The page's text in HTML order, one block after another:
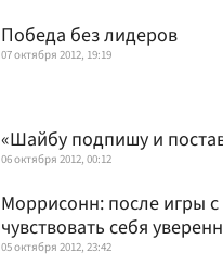
Победа без лидеров
07 октября 2012, 19:19
«Шайбу подпишу и
06 октября 2012, 00:12
Моррисонн: после игры с
чувствовать себя
05 октября 2012, 23:42